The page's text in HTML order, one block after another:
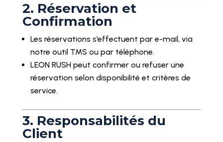
2. Réservation et
Confirmation
Les réservations s’effectuent par e-mail, via
notre outil TMS ou par téléphone.
LEON RUSH peut confirmer ou refuser une
réservation selon disponibilité et critères de
service.
3. Responsabilités du
Client